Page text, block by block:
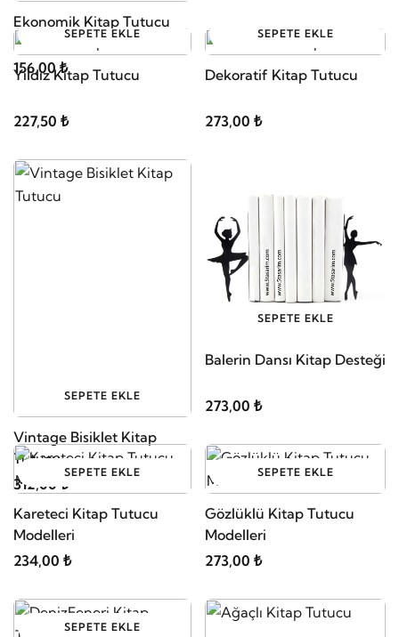
Ekonomik Kitap Tutucu
156,00 ₺
SEPETE EKLE
Yıldız Kitap Tutucu
227,50 ₺
SEPETE EKLE
Dekoratif Kitap Tutucu
273,00 ₺
SEPETE EKLE
Vintage Bisiklet Kitap
Tutucu
312,00 ₺
SEPETE EKLE
Balerin Dansı Kitap Desteği
273,00 ₺
SEPETE EKLE
Kareteci Kitap Tutucu
Modelleri
234,00 ₺
SEPETE EKLE
Gözlüklü Kitap Tutucu
Modelleri
273,00 ₺
SEPETE EKLE